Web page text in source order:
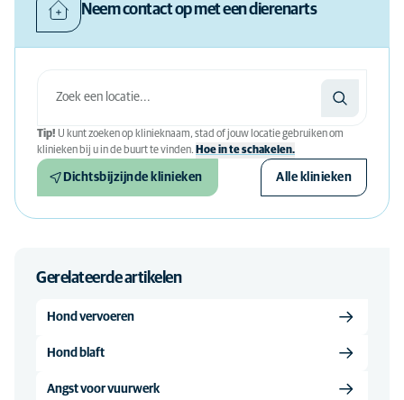
Neem contact op met een dierenarts
Tip! U kunt zoeken op klinieknaam, stad of jouw locatie gebruiken om
klinieken bij u in de buurt te vinden. Hoe in te schakelen.
Dichtsbijzijnde klinieken Alle klinieken
Gerelateerde artikelen
Hond vervoeren
Hond blaft
Angst voor vuurwerk